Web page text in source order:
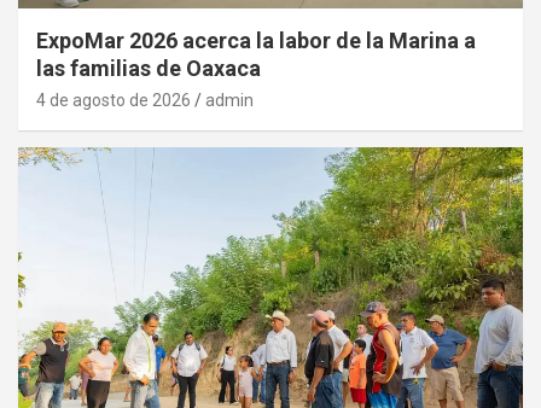
ExpoMar 2026 acerca la labor de la Marina a
las familias de Oaxaca
4 de agosto de 2026 admin